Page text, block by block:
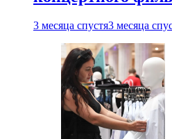
3 месяца спустя3 месяца